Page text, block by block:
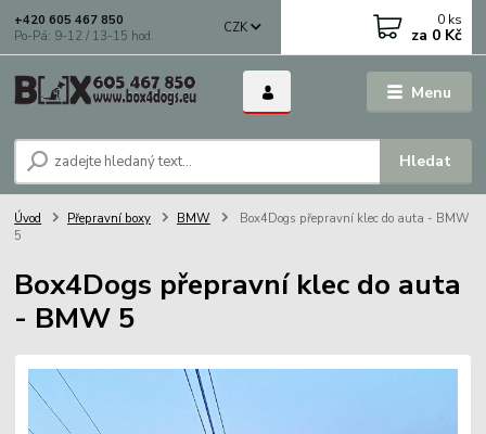
Menu
CZK
Hledat
+420 605 467 850
Po-Pá: 9-12 / 13-15 hod.
0 ks
za 0 Kč
Úvod Přepravní boxy BMW
Box4Dogs přepravní klec do auta - BMW
5
Box4Dogs přepravní klec do auta
- BMW 5